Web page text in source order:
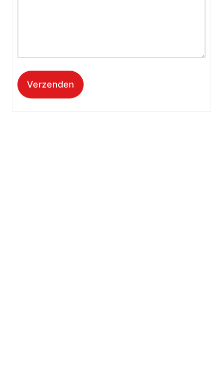
Verzenden